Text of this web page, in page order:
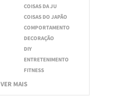
COISAS DA JU
COISAS DO JAPÃO
COMPORTAMENTO
DECORAÇÃO
DIY
ENTRETENIMENTO
FITNESS
VER MAIS